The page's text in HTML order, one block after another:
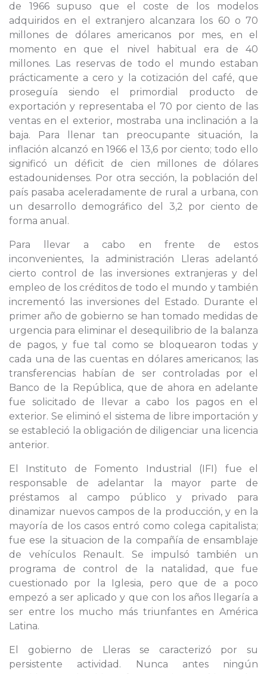
de 1966 supuso que el coste de los modelos
adquiridos en el extranjero alcanzara los 60 o 70
millones de dólares americanos por mes, en el
momento en que el nivel habitual era de 40
millones. Las reservas de todo el mundo estaban
prácticamente a cero y la cotización del café, que
proseguía siendo el primordial producto de
exportación y representaba el 70 por ciento de las
ventas en el exterior, mostraba una inclinación a la
baja. Para llenar tan preocupante situación, la
inflación alcanzó en 1966 el 13,6 por ciento; todo ello
significó un déficit de cien millones de dólares
estadounidenses. Por otra sección, la población del
país pasaba aceleradamente de rural a urbana, con
un desarrollo demográfico del 3,2 por ciento de
forma anual.
Para llevar a cabo en frente de estos
inconvenientes, la administración Lleras adelantó
cierto control de las inversiones extranjeras y del
empleo de los créditos de todo el mundo y también
incrementó las inversiones del Estado. Durante el
primer año de gobierno se han tomado medidas de
urgencia para eliminar el desequilibrio de la balanza
de pagos, y fue tal como se bloquearon todas y
cada una de las cuentas en dólares americanos; las
transferencias habían de ser controladas por el
Banco de la República, que de ahora en adelante
fue solicitado de llevar a cabo los pagos en el
exterior. Se eliminó el sistema de libre importación y
se estableció la obligación de diligenciar una licencia
anterior.
El Instituto de Fomento Industrial (IFI) fue el
responsable de adelantar la mayor parte de
préstamos al campo público y privado para
dinamizar nuevos campos de la producción, y en la
mayoría de los casos entró como colega capitalista;
fue ese la situacion de la compañía de ensamblaje
de vehículos Renault. Se impulsó también un
programa de control de la natalidad, que fue
cuestionado por la Iglesia, pero que de a poco
empezó a ser aplicado y que con los años llegaría a
ser entre los mucho más triunfantes en América
Latina.
El gobierno de Lleras se caracterizó por su
persistente actividad. Nunca antes ningún